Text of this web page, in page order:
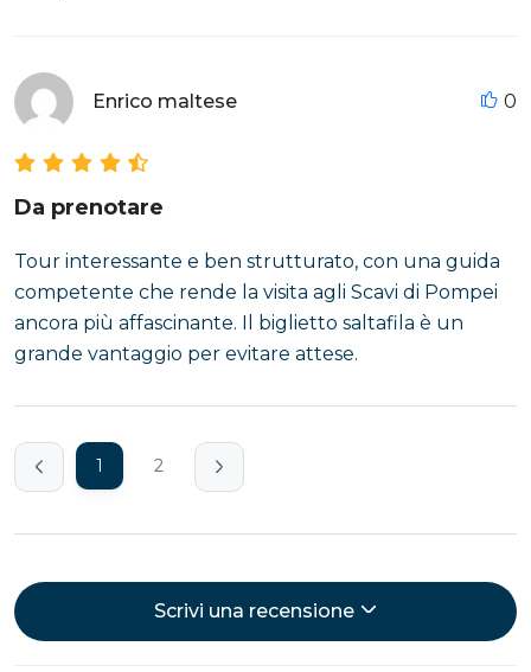
Enrico maltese 0
Da prenotare
Tour interessante e ben strutturato, con una guida
competente che rende la visita agli Scavi di Pompei
ancora più affascinante. Il biglietto saltafila è un
grande vantaggio per evitare attese.
1 2
Scrivi una recensione